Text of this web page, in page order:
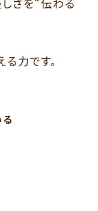
力です。